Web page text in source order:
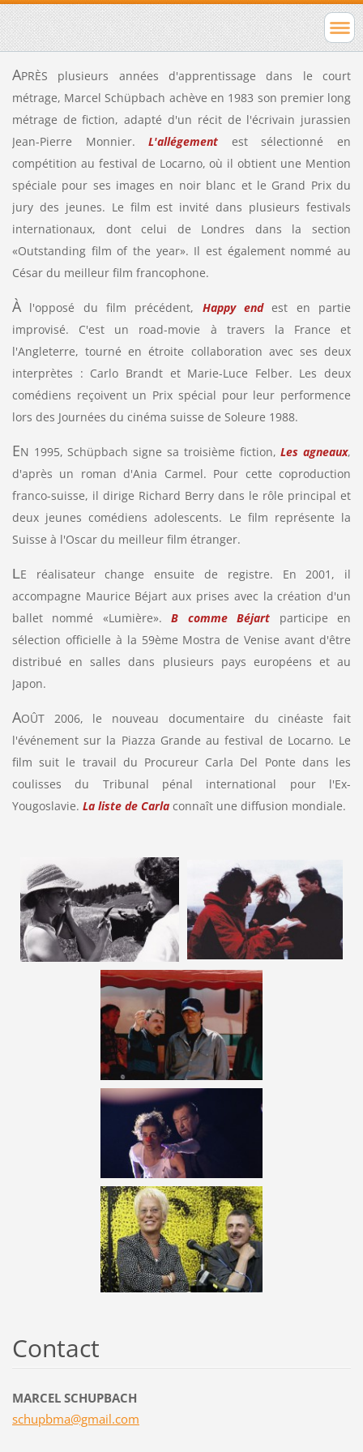
APRÈS plusieurs années d'apprentissage dans le court
métrage, Marcel Schüpbach achève en 1983 son premier long
métrage de fiction, adapté d'un récit de l'écrivain jurassien
Jean-Pierre Monnier.L'allégement est sélectionné en
compétition au festival de Locarno, où il obtient une Mention
spéciale pour ses images en noir blanc et le Grand Prix du
jury des jeunes. Le film est invité dans plusieurs festivals
internationaux, dont celui de Londres dans la section
«Outstanding film of the year». Il est également nommé au
César du meilleur film francophone.
Àl'opposé du film précédent, Happy endest en partie
improvisé. C'est un road-movie à travers la France et
l'Angleterre, tourné en étroite collaboration avec ses deux
interprètes : Carlo Brandt et Marie-Luce Felber. Les deux
comédiens reçoivent un Prix spécial pour leur performence
lors des Journées du cinéma suisse de Soleure 1988.
EN 1995, Schüpbach signe sa troisième fiction,Les agneaux,
d'après un roman d'Ania Carmel. Pour cette coproduction
franco-suisse, il dirige Richard Berry dans le rôle principal et
deux jeunes comédiens adolescents. Le film représente la
Suisse à l'Oscar du meilleur film étranger.
LE réalisateur change ensuite de registre. En 2001, il
accompagne Maurice Béjart aux prises avec la création d'un
ballet nommé «Lumière».B comme Béjart participe en
sélection officielle à la 59ème Mostra de Venise avant d'être
distribué en salles dans plusieurs pays européens et au
Japon.
AOÛT 2006, le nouveau documentaire du cinéaste
fait
l'événement sur la Piazza Grande au festival de Locarno. Le
film suit le travail du Procureur Carla Del Ponte dans les
coulisses du Tribunal pénal international pour l'Ex-
Yougoslavie. La liste de Carla connaît une diffusion mondiale.
Contact
MARCEL SCHUPBACH
schupbma@gmail.com